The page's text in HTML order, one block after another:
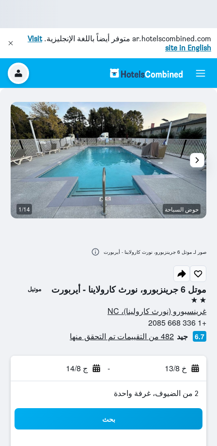
ar.hotelscombined.com متوفر أيضاً باللغة الإنجليزية.Visit
site in English
موتل 6 جرينزبورو، نورث كارولاينا - أيربورت موتيل
2 نجمتين
غرينسبورو (نورث كارولينا)، NC
+1 336 668 2085
6.7 جيد 482 من التقييمات تم التحقق منها
خ 13/8 - ج 14/8
2 من الضيوف، غرفة واحدة
بحث
حوض السباحة 1/14
صور لـ موتل 6 جرينزبورو، نورث كارولاينا - أيربورت